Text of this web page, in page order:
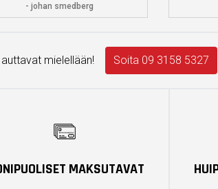
- johan smedberg
mielellään! Soita 09 3158 5327
MAKSUTAVAT